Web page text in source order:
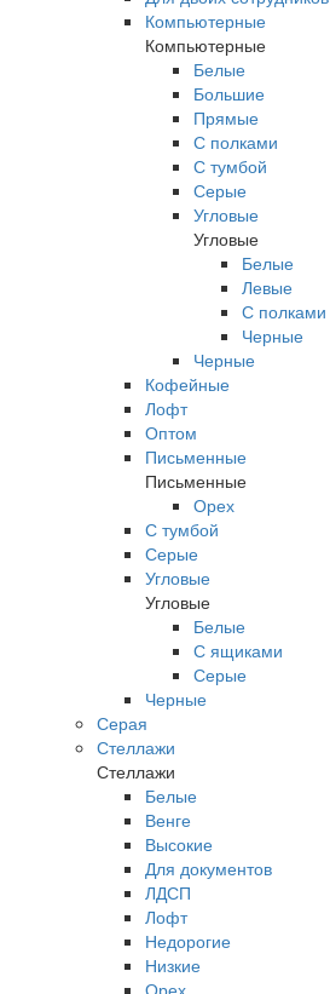
Компьютерные
Компьютерные
Белые
Большие
Прямые
С полками
С тумбой
Серые
Угловые
Угловые
Белые
Левые
С полками
Черные
Черные
Кофейные
Лофт
Оптом
Письменные
Письменные
Орех
С тумбой
Серые
Угловые
Угловые
Белые
С ящиками
Серые
Черные
Серая
Стеллажи
Стеллажи
Белые
Венге
Высокие
Для документов
ЛДСП
Лофт
Недорогие
Низкие